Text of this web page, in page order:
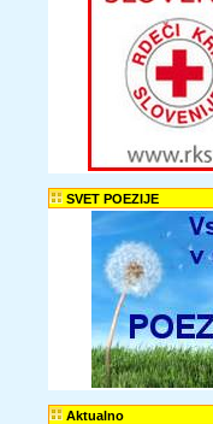
SVET POEZIJE
Aktualno